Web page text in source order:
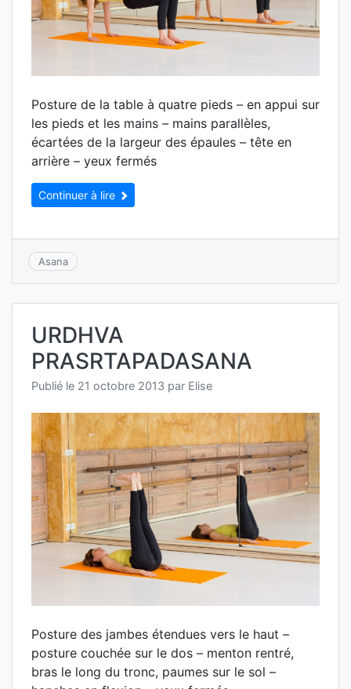
Posture de la table à quatre pieds – en appui sur
les pieds et les mains – mains parallèles,
écartées de la largeur des épaules – tête en
arrière – yeux fermés
Continuer à lire
Asana
URDHVA
PRASRTAPADASANA
Publié le 21 octobre 2013 par Elise
Posture des jambes étendues vers le haut –
posture couchée sur le dos – menton rentré,
bras le long du tronc, paumes sur le sol –